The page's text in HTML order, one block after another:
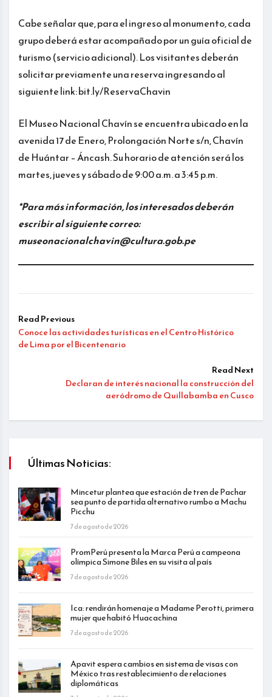
Cabe señalar que, para el ingreso al monumento, cada
grupo deberá estar acompañado por un guía oficial de
turismo (servicio adicional). Los visitantes deberán
solicitar previamente una reserva ingresando al
siguiente link: bit.ly/ReservaChavin
El Museo Nacional Chavín se encuentra ubicado en la
avenida 17 de Enero, Prolongación Norte s/n, Chavín
de Huántar – Áncash. Su horario de atención será los
martes, jueves y sábado de 9:00 a.m. a 3:45 p.m.
*Para más información, los interesados deberán
escribir al siguiente correo:
museonacionalchavin@cultura.gob.pe
Read Previous
Conoce las actividades turísticas en el Centro Histórico
de Lima por el Bicentenario
Read Next
Declaran de interés nacional la construcción del
aeródromo de Quillabamba en Cusco
Últimas Noticias:
Mincetur plantea que estación de tren de Pachar
sea punto de partida alternativo rumbo a Machu
Picchu
7 de agosto de 2026
PromPerú presenta la Marca Perú a campeona
olímpica Simone Biles en su visita al país
7 de agosto de 2026
Ica: rendirán homenaje a Madame Perotti, primera
mujer que habitó Huacachina
7 de agosto de 2026
Apavit espera cambios en sistema de visas con
México tras restablecimiento de relaciones
diplomáticas